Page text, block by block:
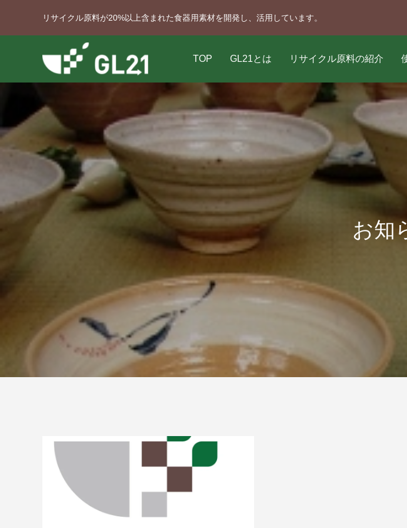
リサイクル原料が20%以上含まれた食器用素材を開発し、活用しています。
TOP GL21とは リサイクル原料の紹介
お知